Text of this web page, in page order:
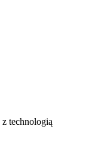
technologią